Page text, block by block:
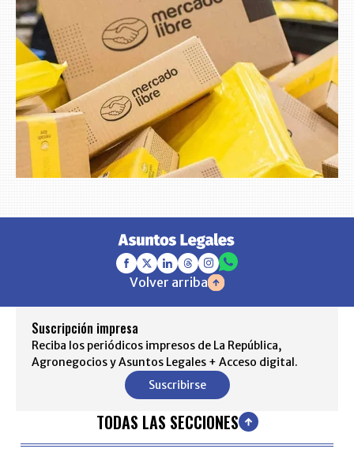
Volver arriba
Suscripción impresa
Reciba los periódicos impresos de La República,
Agronegocios y Asuntos Legales + Acceso digital.
Suscribirse
TODAS LAS SECCIONES